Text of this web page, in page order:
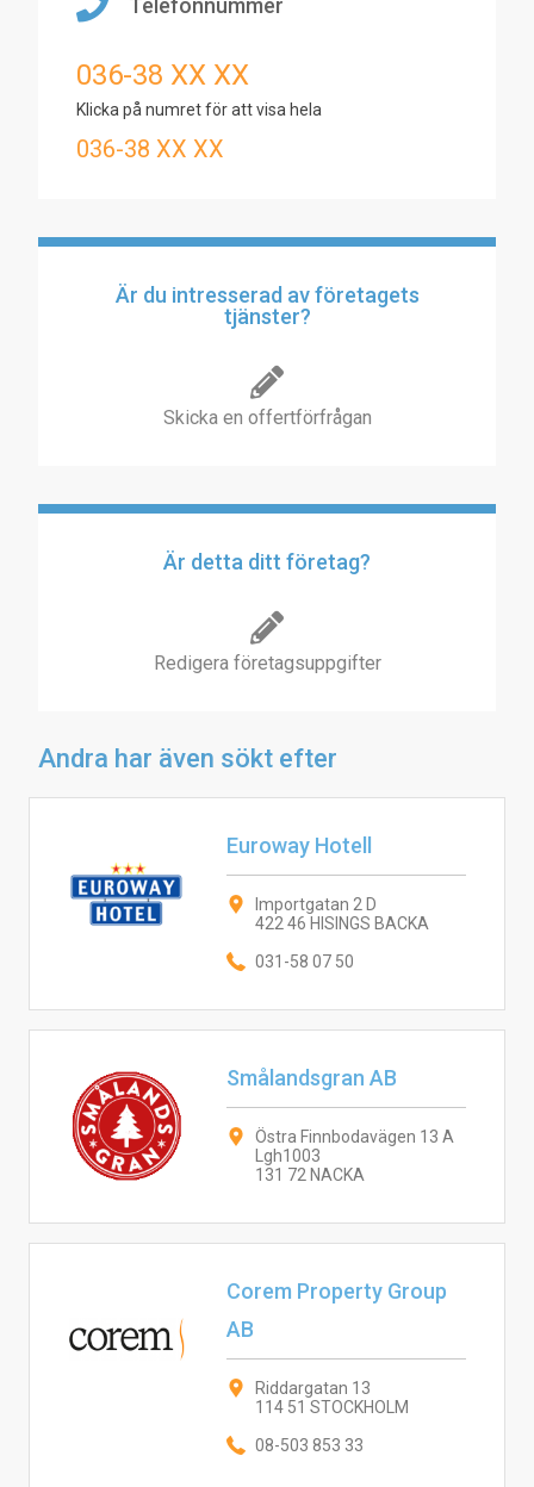
Telefonnummer
036-38 XX XX
Klicka på numret för att visa hela
036-38 XX XX
Är du intresserad av företagets
tjänster?
Skicka en offertförfrågan
Är detta ditt företag?
Redigera företagsuppgifter
Andra har även sökt efter
Euroway Hotell
Importgatan 2 D
422 46 HISINGS BACKA
031-58 07 50
Smålandsgran AB
Östra Finnbodavägen 13 A
Lgh1003
131 72 NACKA
Corem Property Group
AB
Riddargatan 13
114 51 STOCKHOLM
08-503 853 33